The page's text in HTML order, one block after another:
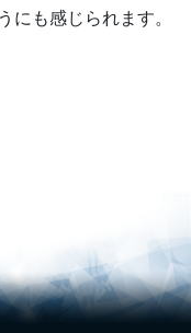
にも感じられます。